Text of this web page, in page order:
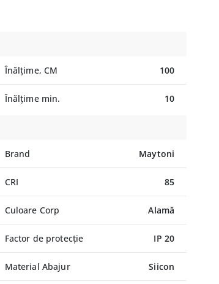
Înălțime, CM 100
Înălțime min. 10
Brand Maytoni
CRI 85
Culoare Corp Alamă
Factor de protecție IP 20
Material Abajur Siicon